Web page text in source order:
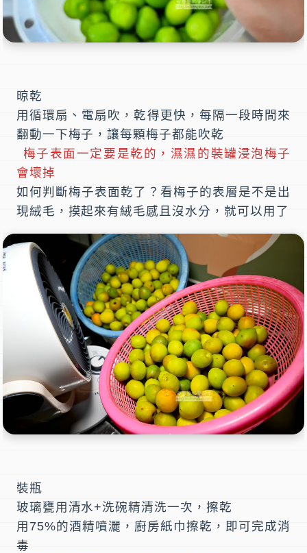
晾乾
用循環扇、電扇吹，乾得更快，每隔一段時間來
翻動一下梅子，讓每顆梅子都能吹乾
梅子表面一定要是乾的，濕濕的裝罐浸泡梅子
會壞掉
如何判斷梅子表面乾了？看梅子的表層是不是出
現絨毛，摸起來有絨毛感且沒水分，就可以用了
裝瓶
玻璃甕用清水+洗碗精清洗一次，擦乾
用75%的酒精噴灑，廚房紙巾擦乾，即可完成消
毒